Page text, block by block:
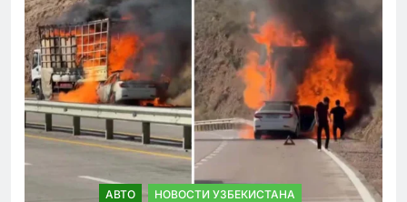
АВТО НОВОСТИ УЗБЕКИСТАНА